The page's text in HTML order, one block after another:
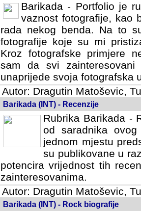
Barikada - Portfolio je
vaznost fotografije, kao
rada nekog benda. Na to
fotografije koje su mi
fotografske primjere
svi zainteresovani
svoja fotografska umijeca.
Autor: Dragutin Matoševic,
Barikada (INT) - Recenzije
Rubrika Barikada -
od saradnika
jednom mjestu
su publikovane u
potencira vrijednost tih
zainteresovanima.
Autor: Dragutin Matoševic,
Barikada (INT) - Rock biografije